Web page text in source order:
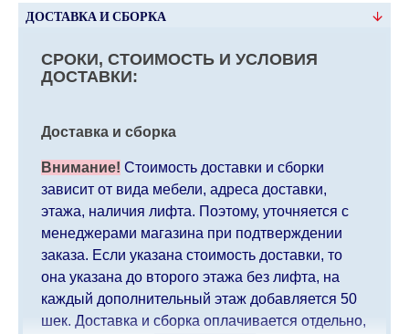
ДОСТАВКА И СБОРКА
СРОКИ, СТОИМОСТЬ И УСЛОВИЯ
ДОСТАВКИ:
Доставка и сборка
Внимание! Стоимость доставки и сборки
зависит от вида мебели, адреса доставки,
этажа, наличия лифта. Поэтому, уточняется с
менеджерами магазина при подтверждении
заказа. Если указана стоимость доставки, то
она указана до второго этажа без лифта, на
каждый дополнительный этаж добавляется 50
шек. Доставка и сборка оплачивается отдельно,